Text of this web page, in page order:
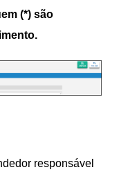
(*) são
responsável